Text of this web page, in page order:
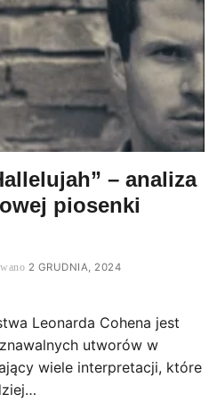
– analiza
piosenki
2 GRUDNIA, 2024
Leonarda Cohena jest
utworów w
wiele interpretacji, które